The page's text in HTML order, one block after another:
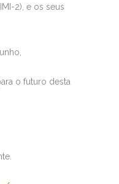
2), e os seus
o futuro desta